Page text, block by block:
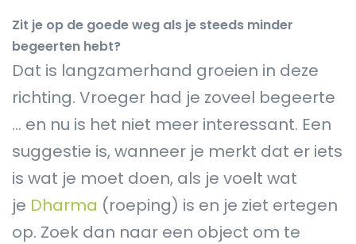
Zit je op de goede weg als je steeds minder
begeerten hebt?
Dat is langzamerhand groeien in deze
richting. Vroeger had je zoveel begeerte
… en nu is het niet meer interessant. Een
suggestie is, wanneer je merkt dat er iets
is wat je moet doen, als je voelt wat
je Dharma (roeping) is en je ziet ertegen
op. Zoek dan naar een object om te